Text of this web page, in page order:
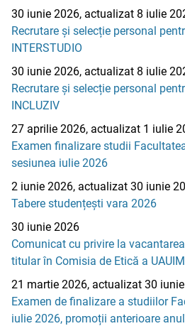
30 iunie 2026, actualizat 8 iulie
Recrutare și selecție personal
INTERSTUDIO
30 iunie 2026, actualizat 8 iulie
Recrutare și selecție personal
INCLUZIV
27 aprilie 2026, actualizat 1 iulie
Examen finalizare studii
sesiunea iulie 2026
2 iunie 2026, actualizat 30 iunie
Tabere studențești vara 2026
30 iunie 2026
Comunicat cu privire la
titular în Comisia de Etică a UAUIM
21 martie 2026, actualizat 30
Examen de finalizare a studiilor
iulie 2026, promoții anterioare